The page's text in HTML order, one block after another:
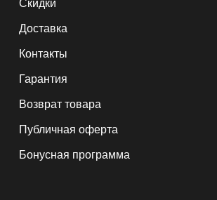
Скидки
Доставка
Контакты
Гарантия
Возврат товара
Публичная оферта
Бонусная программа